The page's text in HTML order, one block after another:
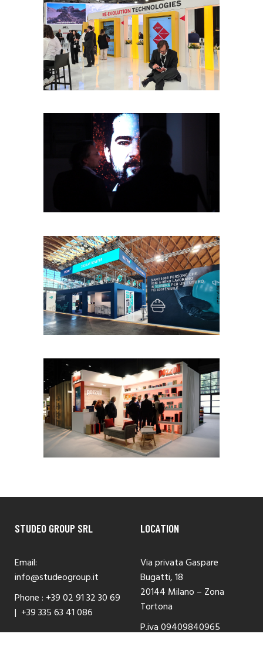
STUDEO GROUP SRL
Email:
info@studeogroup.it
Phone : +39 02 91 32 30 69
| +39 335 63 41 086
LOCATION
Via privata Gaspare
Bugatti, 18
20144 Milano – Zona
Tortona
P.iva 09409840965